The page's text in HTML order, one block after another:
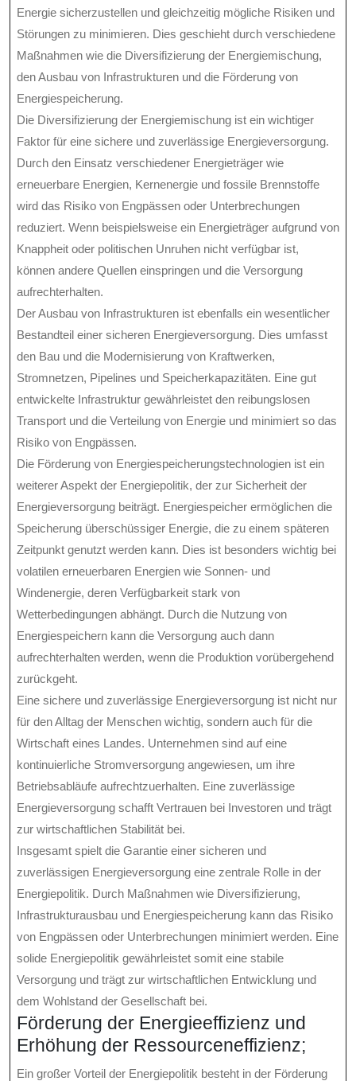
Energie sicherzustellen und gleichzeitig mögliche Risiken und
Störungen zu minimieren. Dies geschieht durch verschiedene
Maßnahmen wie die Diversifizierung der Energiemischung,
den Ausbau von Infrastrukturen und die Förderung von
Energiespeicherung.
Die Diversifizierung der Energiemischung ist ein wichtiger
Faktor für eine sichere und zuverlässige Energieversorgung.
Durch den Einsatz verschiedener Energieträger wie
erneuerbare Energien, Kernenergie und fossile Brennstoffe
wird das Risiko von Engpässen oder Unterbrechungen
reduziert. Wenn beispielsweise ein Energieträger aufgrund von
Knappheit oder politischen Unruhen nicht verfügbar ist,
können andere Quellen einspringen und die Versorgung
aufrechterhalten.
Der Ausbau von Infrastrukturen ist ebenfalls ein wesentlicher
Bestandteil einer sicheren Energieversorgung. Dies umfasst
den Bau und die Modernisierung von Kraftwerken,
Stromnetzen, Pipelines und Speicherkapazitäten. Eine gut
entwickelte Infrastruktur gewährleistet den reibungslosen
Transport und die Verteilung von Energie und minimiert so das
Risiko von Engpässen.
Die Förderung von Energiespeicherungstechnologien ist ein
weiterer Aspekt der Energiepolitik, der zur Sicherheit der
Energieversorgung beiträgt. Energiespeicher ermöglichen die
Speicherung überschüssiger Energie, die zu einem späteren
Zeitpunkt genutzt werden kann. Dies ist besonders wichtig bei
volatilen erneuerbaren Energien wie Sonnen- und
Windenergie, deren Verfügbarkeit stark von
Wetterbedingungen abhängt. Durch die Nutzung von
Energiespeichern kann die Versorgung auch dann
aufrechterhalten werden, wenn die Produktion vorübergehend
zurückgeht.
Eine sichere und zuverlässige Energieversorgung ist nicht nur
für den Alltag der Menschen wichtig, sondern auch für die
Wirtschaft eines Landes. Unternehmen sind auf eine
kontinuierliche Stromversorgung angewiesen, um ihre
Betriebsabläufe aufrechtzuerhalten. Eine zuverlässige
Energieversorgung schafft Vertrauen bei Investoren und trägt
zur wirtschaftlichen Stabilität bei.
Insgesamt spielt die Garantie einer sicheren und
zuverlässigen Energieversorgung eine zentrale Rolle in der
Energiepolitik. Durch Maßnahmen wie Diversifizierung,
Infrastrukturausbau und Energiespeicherung kann das Risiko
von Engpässen oder Unterbrechungen minimiert werden. Eine
solide Energiepolitik gewährleistet somit eine stabile
Versorgung und trägt zur wirtschaftlichen Entwicklung und
dem Wohlstand der Gesellschaft bei.
Förderung der Energieeffizienz und
Erhöhung der Ressourceneffizienz;
Ein großer Vorteil der Energiepolitik besteht in der Förderung